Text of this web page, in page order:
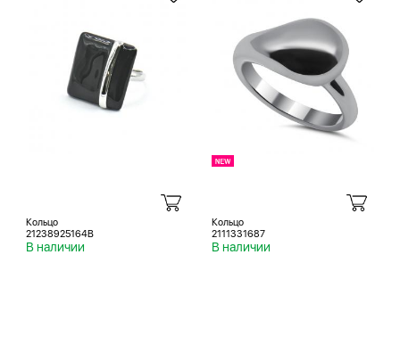
Кольцо
21238925164B
В наличии
Кольцо
2111331687
В наличии